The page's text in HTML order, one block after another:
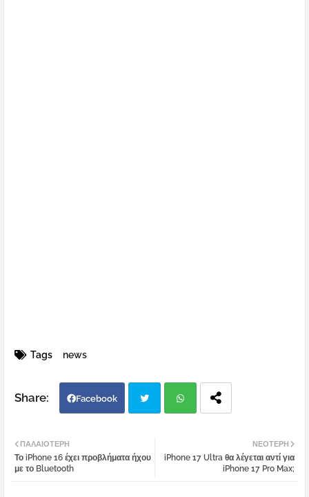
Tags news
Facebook
tter atsa
ΝΕΌΤΕΡΗ
iPhone 17 Ultra θα λέγεται αντί για
iPhone 17 Pro Max;
ΠΑΛΑΙΌΤΕΡΗ
Το iPhone 16 έχει προβλήματα ήχου
με το Bluetooth